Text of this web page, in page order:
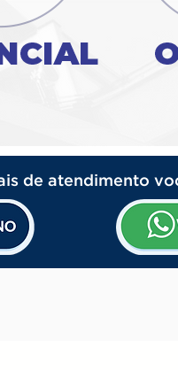
Vagas para:
de atendimento